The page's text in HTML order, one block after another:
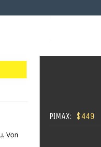
Von
PIMAX: $449